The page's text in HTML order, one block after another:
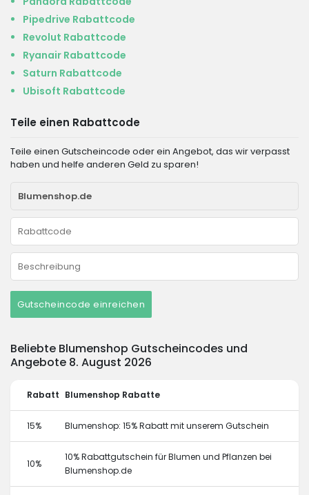
Pipedrive Rabattcode
Revolut Rabattcode
Ryanair Rabattcode
Saturn Rabattcode
Ubisoft Rabattcode
Teile einen Rabattcode
Teile einen Gutscheincode oder ein Angebot, das wir verpasst
haben und helfe anderen Geld zu sparen!
Gutscheincode einreichen
Beliebte Blumenshop Gutscheincodes und
Angebote 8. August 2026
Rabatt Blumenshop Rabatte
15% Blumenshop: 15% Rabatt mit unserem Gutschein
10%
10% Rabattgutschein für Blumen und Pflanzen bei
Blumenshop.de